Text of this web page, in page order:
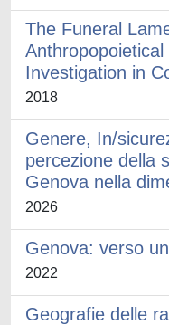
The Funeral
Investigation in
2018
Genere, In/
percezione della
Genova nella
2026
Genova: verso
2022
Geografie delle